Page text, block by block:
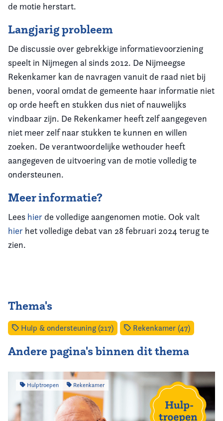
de motie herstart.
Langjarig probleem
De discussie over gebrekkige informatievoorziening
speelt in Nijmegen al sinds 2012. De Nijmeegse
Rekenkamer kan de navragen vanuit de raad niet bij
benen, vooral omdat de gemeente haar informatie niet
op orde heeft en stukken dus niet of nauwelijks
vindbaar zijn. De Rekenkamer heeft zelf aangegeven
niet meer zelf naar stukken te kunnen en willen
zoeken. De verantwoordelijke wethouder heeft
aangegeven de uitvoering van de motie volledig te
ondersteunen.
Meer informatie?
Lees hier de volledige aangenomen motie. Ook valt
hier het volledige debat van 28 februari 2024 terug te
zien.
Thema's
Hulp & ondersteuning (217) Rekenkamer (47)
Andere pagina's binnen dit thema
Hulptroepen Rekenkamer